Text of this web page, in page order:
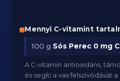
Mennyi C-vitamint
100 g Sós Perec 0 mg
A C-vitamin antioxidáns,
és segíti a vas felszívódását